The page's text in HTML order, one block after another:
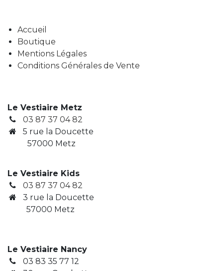
Accueil
Boutique
Mentions Légales
Conditions Générales de Vente
Le Vestiaire Metz
03 87 37 04 82
5 rue la Doucette
57000 Metz
Le Vestiaire Kids
03 87 37 04 82
3 rue la Doucette
​ 57000 Metz
Le Vestiaire Nancy
03 83 35 77 12